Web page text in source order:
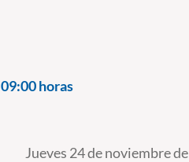
09:00 horas
Jueves 24 de noviembre